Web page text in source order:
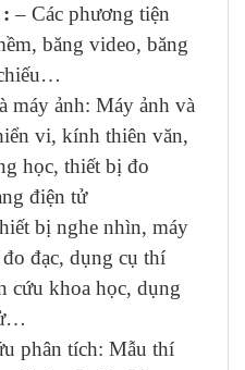
– Các phương tiện
băng video, băng
máy ảnh: Máy ảnh và
vi, kính thiên văn,
học, thiết bị đo
điện tử
bị nghe nhìn, máy
đạc, dụng cụ thí
cứu khoa học, dụng
phân tích: Mẫu thí